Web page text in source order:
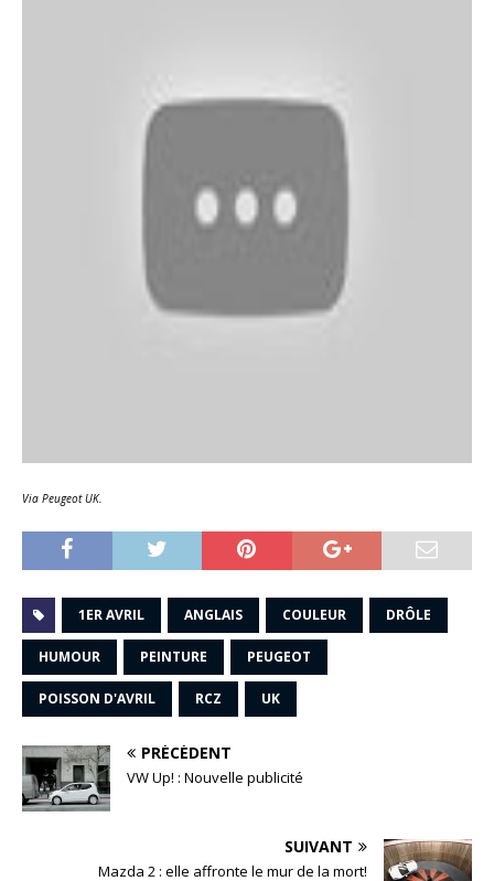
Via Peugeot UK.
1ER AVRIL ANGLAIS COULEUR DRÔLE
HUMOUR PEINTURE PEUGEOT
POISSON D'AVRIL RCZ UK
PRÉCÉDENT
VW Up! : Nouvelle publicité
SUIVANT
Mazda 2 : elle affronte le mur de la mort!